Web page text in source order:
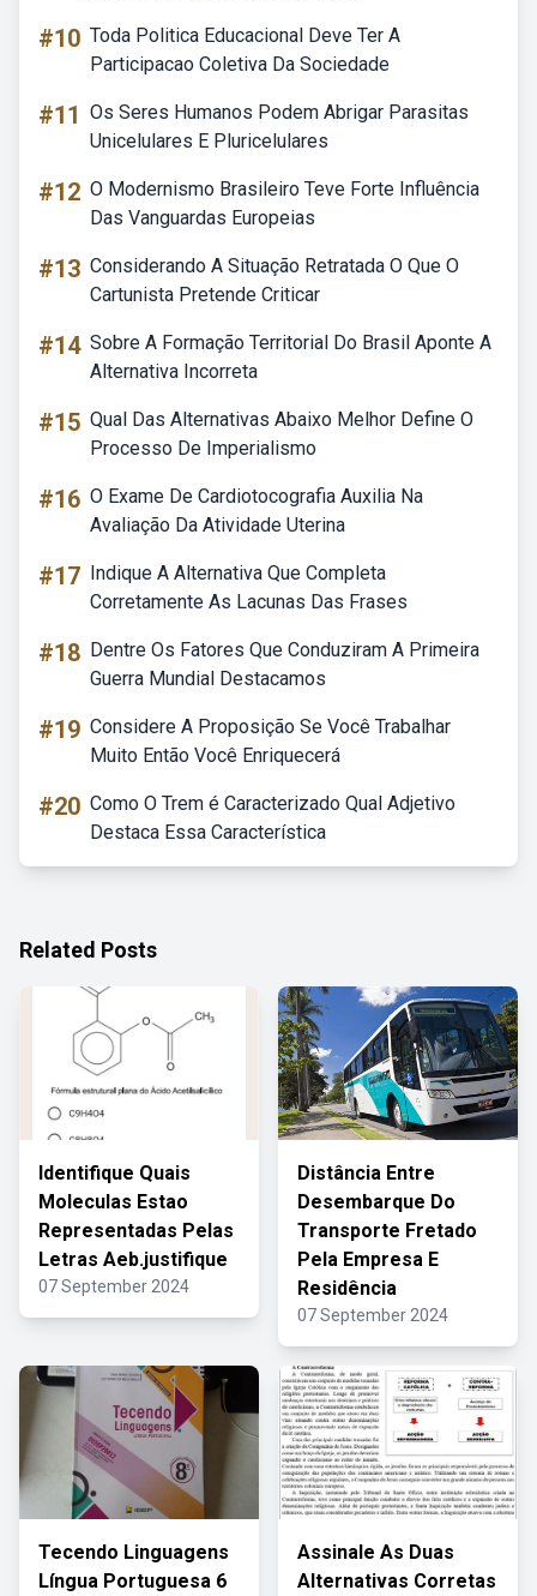
#10 Toda Politica Educacional Deve Ter A
Participacao Coletiva Da Sociedade
#11 Os Seres Humanos Podem Abrigar Parasitas
Unicelulares E Pluricelulares
#12 O Modernismo Brasileiro Teve Forte Influência
Das Vanguardas Europeias
#13 Considerando A Situação Retratada O Que O
Cartunista Pretende Criticar
#14 Sobre A Formação Territorial Do Brasil Aponte A
Alternativa Incorreta
#15 Qual Das Alternativas Abaixo Melhor Define O
Processo De Imperialismo
#16 O Exame De Cardiotocografia Auxilia Na
Avaliação Da Atividade Uterina
#17 Indique A Alternativa Que Completa
Corretamente As Lacunas Das Frases
#18 Dentre Os Fatores Que Conduziram A Primeira
Guerra Mundial Destacamos
#19 Considere A Proposição Se Você Trabalhar
Muito Então Você Enriquecerá
#20 Como O Trem é Caracterizado Qual Adjetivo
Destaca Essa Característica
Related Posts
Identifique Quais
Moleculas Estao
Representadas Pelas
Letras Aeb.justifique
07 September 2024
Distância Entre
Desembarque Do
Transporte Fretado
Pela Empresa E
Residência
07 September 2024
Tecendo Linguagens
Língua Portuguesa 6
Assinale As Duas
Alternativas Corretas